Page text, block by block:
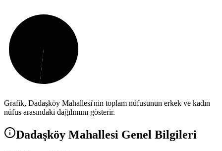
Grafik, Dadaşköy Mahallesi'nin toplam nüfusunun erkek ve kadın
nüfus arasındaki dağılımını gösterir.
Dadaşköy Mahallesi Genel Bilgileri